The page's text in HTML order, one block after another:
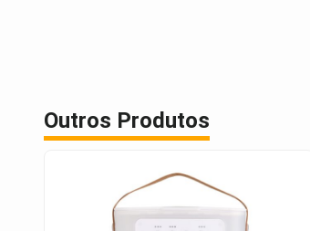
Outros Produtos